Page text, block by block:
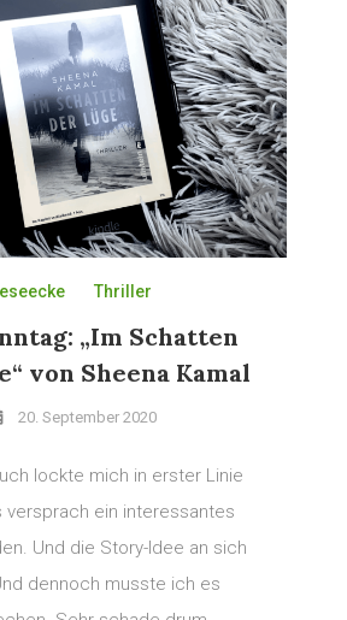
Thriller
„Im Schatten
von Sheena Kamal
20. September 2020
lockte mich in erster Linie
versprach ein interessantes
Und die Story-Idee an sich
dennoch musste ich es